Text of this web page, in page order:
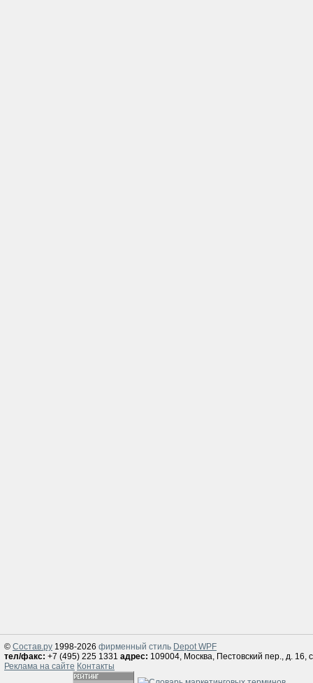
© Состав.ру 1998-2026 фирменный стиль Depot WPF
тел/факс: +7 (495) 225 1331 адрес: 109004, Москва, Пестовский пер., д. 16,
Реклама на сайте Контакты